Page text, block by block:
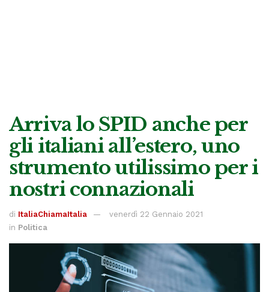
Arriva lo SPID anche per
gli italiani all’estero, uno
strumento utilissimo per i
nostri connazionali
di ItaliaChiamaItalia
venerdì 22 Gennaio 2021
in Politica